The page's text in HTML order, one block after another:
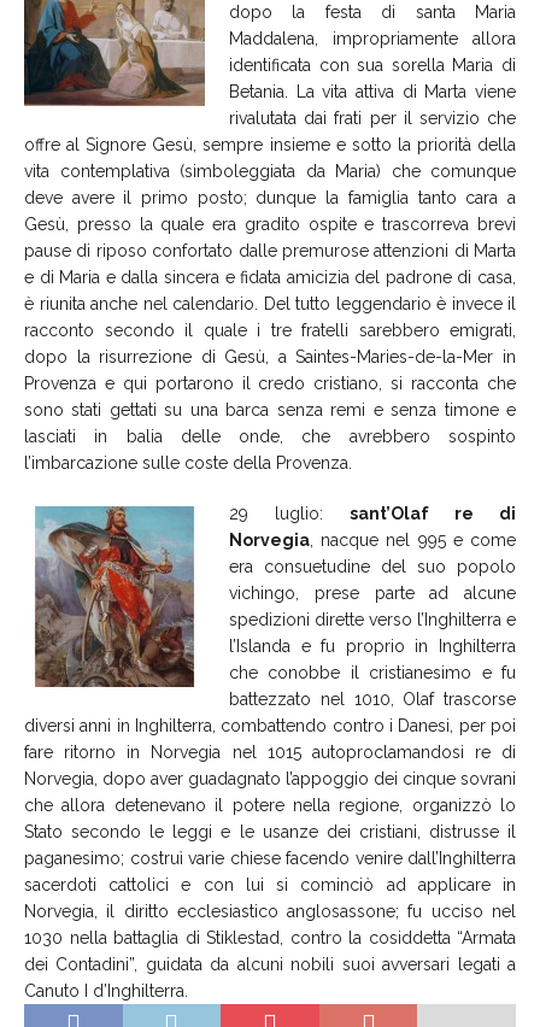
dopo la festa di santa Maria
Maddalena, impropriamente allora
identificata con sua sorella Maria di
Betania. La vita attiva di Marta viene
rivalutata dai frati per il servizio che
offre al Signore Gesù, sempre insieme e sotto la priorità della
vita contemplativa (simboleggiata da Maria) che comunque
deve avere il primo posto; dunque la famiglia tanto cara a
Gesù, presso la quale era gradito ospite e trascorreva brevi
pause di riposo confortato dalle premurose attenzioni di Marta
e di Maria e dalla sincera e fidata amicizia del padrone di casa,
è riunita anche nel calendario. Del tutto leggendario è invece il
racconto secondo il quale i tre fratelli sarebbero emigrati,
dopo la risurrezione di Gesù, a Saintes-Maries-de-la-Mer in
Provenza e qui portarono il credo cristiano, si racconta che
sono stati gettati su una barca senza remi e senza timone e
lasciati in balia delle onde, che avrebbero sospinto
l’imbarcazione sulle coste della Provenza.
29 luglio: sant’Olaf re di
Norvegia , nacque nel 995 e come
era consuetudine del suo popolo
vichingo, prese parte ad alcune
spedizioni dirette verso l’Inghilterra e
l’Islanda e fu proprio in Inghilterra
che conobbe il cristianesimo e fu
battezzato nel 1010, Olaf trascorse
diversi anni in Inghilterra, combattendo contro i Danesi, per poi
fare ritorno in Norvegia nel 1015 autoproclamandosi re di
Norvegia, dopo aver guadagnato l’appoggio dei cinque sovrani
che allora detenevano il potere nella regione, organizzò lo
Stato secondo le leggi e le usanze dei cristiani, distrusse il
paganesimo; costruì varie chiese facendo venire dall’Inghilterra
sacerdoti cattolici e con lui si cominciò ad applicare in
Norvegia, il diritto ecclesiastico anglosassone; fu ucciso nel
1030 nella battaglia di Stiklestad, contro la cosiddetta “Armata
dei Contadini”, guidata da alcuni nobili suoi avversari legati a
Canuto I d’Inghilterra.